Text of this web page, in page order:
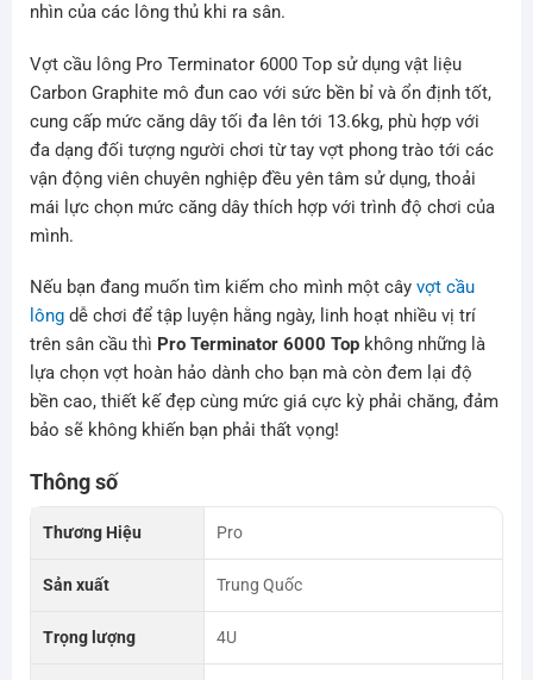
nhìn của các lông thủ khi ra sân.
Vợt cầu lông Pro Terminator 6000 Top sử dụng vật liệu
Carbon Graphite mô đun cao với sức bền bỉ và ổn định tốt,
cung cấp mức căng dây tối đa lên tới 13.6kg, phù hợp với
đa dạng đối tượng người chơi từ tay vợt phong trào tới các
vận động viên chuyên nghiệp đều yên tâm sử dụng, thoải
mái lực chọn mức căng dây thích hợp với trình độ chơi của
mình.
Nếu bạn đang muốn tìm kiếm cho mình một cây vợt cầu
lôngdễ chơi để tập luyện hằng ngày, linh hoạt nhiều vị trí
trên sân cầu thì Pro Terminator 6000 Topkhông những là
lựa chọn vợt hoàn hảo dành cho bạn mà còn đem lại độ
bền cao, thiết kế đẹp cùng mức giá cực kỳ phải chăng, đảm
bảo sẽ không khiến bạn phải thất vọng!
Thông số
Thương Hiệu Pro
Sản xuất Trung Quốc
Trọng lượng 4U